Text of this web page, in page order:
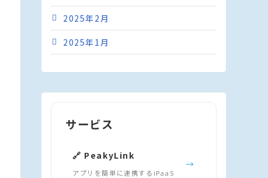
2025年2月
2025年1月
サービス
🔗 PeakyLink
アプリを簡単に連携するiPaaS
→